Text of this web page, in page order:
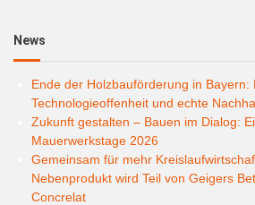
News
Ende der Holzbauförderung in Bayern:
Technologieoffenheit und echte
Zukunft gestalten – Bauen im Dialog:
Mauerwerkstage 2026
Gemeinsam für mehr
Nebenprodukt wird Teil von Geigers
Concrelat